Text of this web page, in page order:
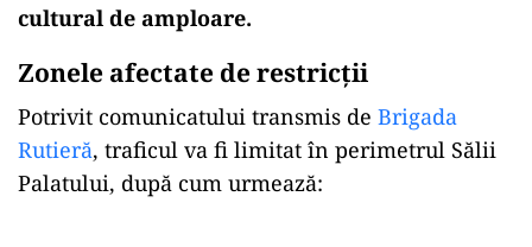
cultural de amploare.
Zonele afectate de restricții
Potrivit comunicatului transmis de Brigada
Rutieră, traficul va fi limitat în perimetrul Sălii
Palatului, după cum urmează: